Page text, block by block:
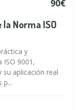
90€
Norma ISO
y
ISO 9001,
aplicación real
p...